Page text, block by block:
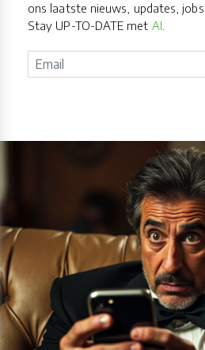
ons laatste nieuws, updates,
Stay UP-TO-DATE met AI